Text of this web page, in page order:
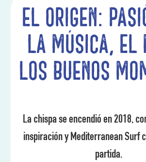
El origen:
la música, el
los buenos
La chispa se encendió en 2018,
inspiración y Mediterranean Surf
partida.